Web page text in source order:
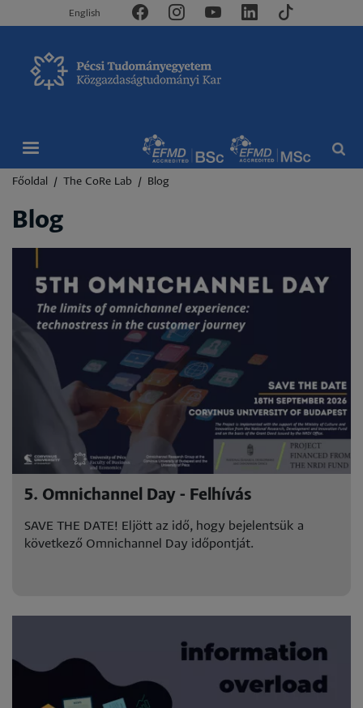
English
Morzsa
Főoldal The CoRe Lab Blog
Blog
5. Omnichannel Day - Felhívás
SAVE THE DATE! Eljött az idő, hogy bejelentsük a
következő Omnichannel Day időpontját.